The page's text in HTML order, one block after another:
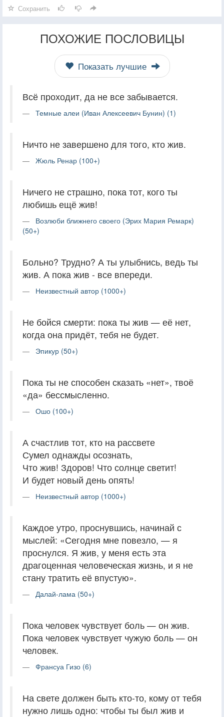
Сохранить
ПОХОЖИЕ ПОСЛОВИЦЫ
Показать лучшие
Всё проходит, да не все забывается.
Темные алеи (Иван Алексеевич Бунин) (1)
Ничто не завершено для того, кто жив.
Жюль Ренар (100+)
Ничего не страшно, пока тот, кого ты
любишь ещё жив!
Возлюби ближнего своего (Эрих Мария Ремарк)
(50+)
Больно? Трудно? А ты улыбнись, ведь ты
жив. А пока жив - все впереди.
Неизвестный автор (1000+)
Не бойся смерти: пока ты жив — её нет,
когда она придёт, тебя не будет.
Эпикур (50+)
Пока ты не способен сказать «нет», твоё
«да» бессмысленно.
Ошо (100+)
А счастлив тот, кто на рассвете
Сумел однажды осознать,
Что жив! Здоров! Что солнце светит!
И будет новый день опять!
Неизвестный автор (1000+)
Каждое утро, проснувшись, начинай с
мыслей: «Сегодня мне повезло, — я
проснулся. Я жив, у меня есть эта
драгоценная человеческая жизнь, и я не
стану тратить её впустую».
Далай-лама (50+)
Пока человек чувствует боль — он жив.
Пока человек чувствует чужую боль — он
человек.
Франсуа Гизо (6)
На свете должен быть кто-то, кому от тебя
нужно лишь одно: чтобы ты был жив и